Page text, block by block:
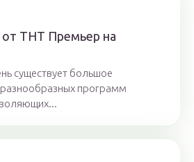
от ТНТ Премьер на
существует большое
программ